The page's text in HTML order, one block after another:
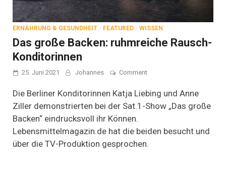
ERNÄHRUNG & GESUNDHEIT / FEATURED / WISSEN
Das große Backen: ruhmreiche Rausch-
Konditorinnen
25. Juni 2021 Johannes Commenton
große
Backen:
ruhmreiche
Die Berliner Konditorinnen Katja Liebing und Anne
Ziller demonstrierten bei der Sat.1-Show „Das große
Backen“ eindrucksvoll ihr Können.
Lebensmittelmagazin.de hat die beiden besucht und
über die TV-Produktion gesprochen.